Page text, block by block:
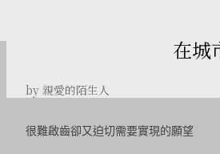
在城
by 親愛的陌生人
很難啟齒卻又迫切需要實現的願望